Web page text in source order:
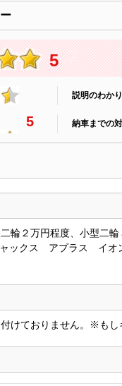
5
説明のわか
5 納車までの
輪２万円程度、小型二
ックス アプラス イオ
けておりません。※も